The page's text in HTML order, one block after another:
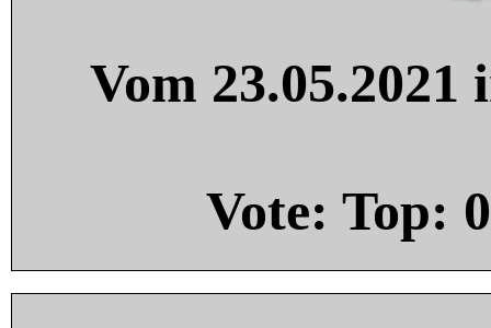
Vom
Vote: Top: 0